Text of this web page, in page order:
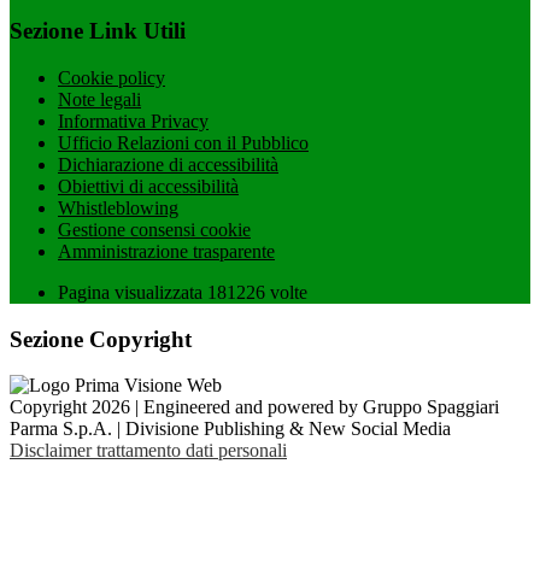
Sezione Link Utili
Cookie policy
Note legali
Informativa Privacy
Ufficio Relazioni con il Pubblico
Dichiarazione di accessibilità
Obiettivi di accessibilità
Whistleblowing
Gestione consensi cookie
Amministrazione trasparente
Pagina visualizzata 181226 volte
Sezione Copyright
Copyright 2026 | Engineered and powered by Gruppo Spaggiari
Parma S.p.A. | Divisione Publishing & New Social Media
Disclaimer trattamento dati personali